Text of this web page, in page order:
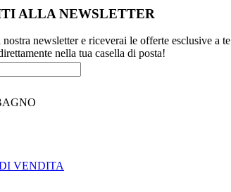
ALLA NEWSLETTER
newsletter e riceverai le offerte esclusive a te
nella tua casella di posta!
VENDITA